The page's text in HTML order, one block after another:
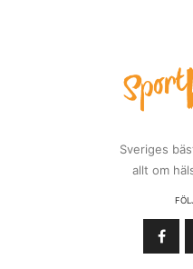
Sveriges
allt om